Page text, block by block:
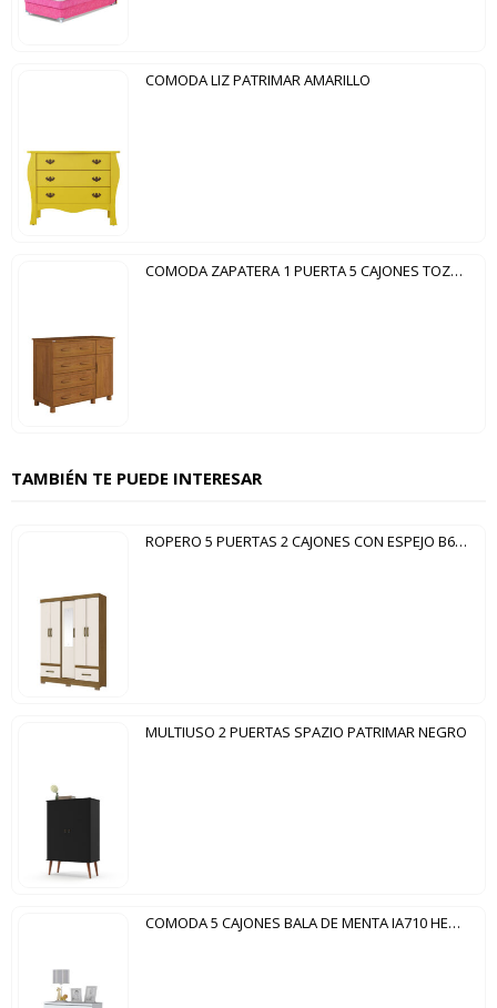
COMODA LIZ PATRIMAR AMARILLO
COMODA ZAPATERA 1 PUERTA 5 CAJONES TOZETTO CARVALLO
TAMBIÉN TE PUEDE INTERESAR
ROPERO 5 PUERTAS 2 CAJONES CON ESPEJO B60 HENN NATURE|OFF WHITE
MULTIUSO 2 PUERTAS SPAZIO PATRIMAR NEGRO
COMODA 5 CAJONES BALA DE MENTA IA710 HENN BLANCO